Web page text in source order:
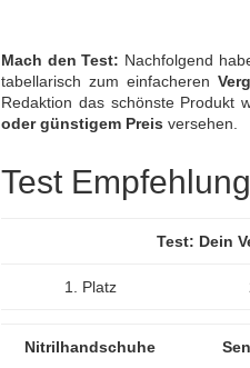
Mach den Test: Nachfolgend
tabellarisch zum einfacheren
Redaktion das schönste Produkt
oder günstigem Preis versehen.
Test
Test: Dein
1. Platz
Nitrilhandschuhe